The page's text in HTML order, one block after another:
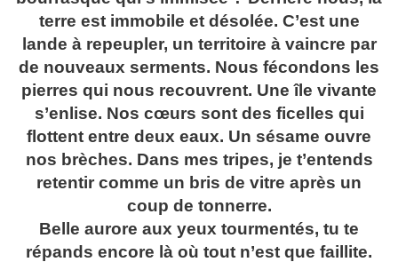
terre est immobile et désolée. C’est une
lande à repeupler, un territoire à vaincre par
de nouveaux serments. Nous fécondons les
pierres qui nous recouvrent. Une île vivante
s’enlise. Nos cœurs sont des ficelles qui
flottent entre deux eaux. Un sésame ouvre
nos brèches. Dans mes tripes, je t’entends
retentir comme un bris de vitre après un
coup de tonnerre.
Belle aurore aux yeux tourmentés, tu te
répands encore là où tout n’est que faillite.